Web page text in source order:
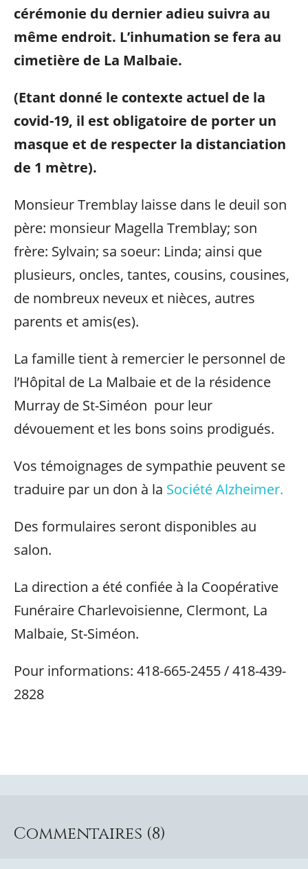
cérémonie du dernier adieu suivra au
même endroit. L’inhumation se fera au
cimetière de La Malbaie.
(Etant donné le contexte actuel de la
covid-19, il est obligatoire de porter un
masque et de respecter la distanciation
de 1 mètre).
Monsieur Tremblay laisse dans le deuil son
père: monsieur Magella Tremblay; son
frère: Sylvain; sa soeur: Linda; ainsi que
plusieurs, oncles, tantes, cousins, cousines,
de nombreux neveux et nièces, autres
parents et amis(es).
La famille tient à remercier le personnel de
l’Hôpital de La Malbaie et de la résidence
Murray de St-Siméon pour leur
dévouement et les bons soins prodigués.
Vos témoignages de sympathie peuvent se
traduire par un don à la Société Alzheimer.
Des formulaires seront disponibles au
salon.
La direction a été confiée à la Coopérative
Funéraire Charlevoisienne, Clermont, La
Malbaie, St-Siméon.
Pour informations: 418-665-2455 / 418-439-
2828
Commentaires (8)